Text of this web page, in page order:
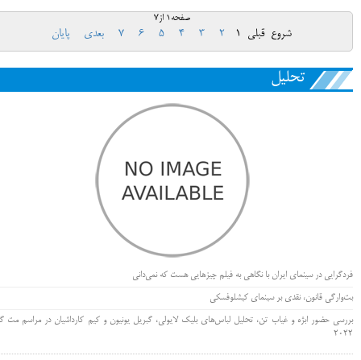
صفحه1 از7
شروع قبلی 1
2
3
4
5
6
7 بعدی پایان
تحلیل
فردگرایی در سینمای ایران با نگاهی به فیلم چیزهایی هست که نمی‌دانی
بت‌وارگی قانون، نقدی بر سینمای کیشلوفسکی
بررسی حضور ابژه و غیاب تن، تحلیل لباس‌های بلیک لایولی، گبریل یونیون و کیم کارداشیان در مراسم مت
۲۰۲۲